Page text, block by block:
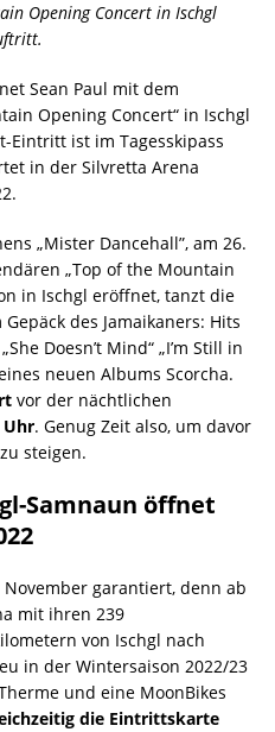
Opening Concert in Ischgl
Sean Paul mit dem
Opening Concert“ in Ischgl
Eintritt ist im Tagesskipass
in der Silvretta Arena
„Mister Dancehall”, am 26.
„Top of the Mountain
in Ischgl eröffnet, tanzt die
des Jamaikaners: Hits
Doesn’t Mind“ „I’m Still in
neuen Albums Scorcha.
vor der nächtlichen
Uhr. Genug Zeit also, um davor
steigen.
Samnaun öffnet
garantiert, denn ab
mit ihren 239
von Ischgl nach
in der Wintersaison 2022/23
und eine MoonBikes
die Eintrittskarte